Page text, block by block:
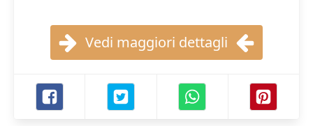
Vedi maggiori dettagli